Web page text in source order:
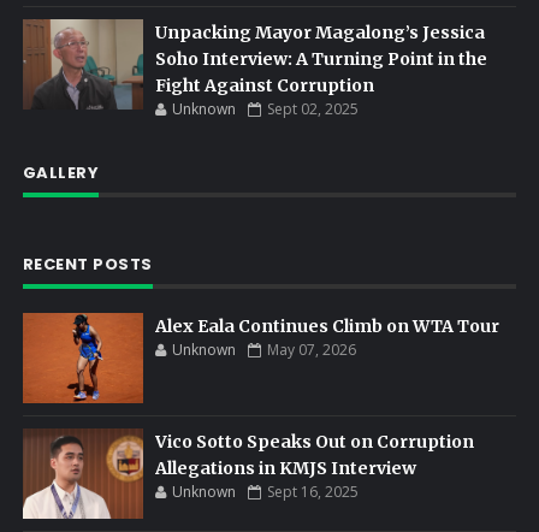
Unpacking Mayor Magalong’s Jessica
Soho Interview: A Turning Point in the
Fight Against Corruption
Unknown Sept 02, 2025
GALLERY
RECENT POSTS
Alex Eala Continues Climb on WTA Tour
Unknown May 07, 2026
Vico Sotto Speaks Out on Corruption
Allegations in KMJS Interview
Unknown Sept 16, 2025